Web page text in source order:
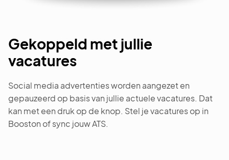
Gekoppeld met jullie
vacatures
Social media advertenties worden aangezet en
gepauzeerd op basis van jullie actuele vacatures. Dat
kan met een druk op de knop. Stel je vacatures op in
Booston of sync jouw ATS.